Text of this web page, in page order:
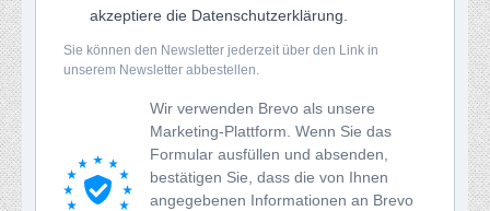
akzeptiere die Datenschutzerklärung.
Sie können den Newsletter jederzeit über den Link in
unserem Newsletter abbestellen.
Wir verwenden Brevo als unsere
Marketing-Plattform. Wenn Sie das
Formular ausfüllen und absenden,
bestätigen Sie, dass die von Ihnen
angegebenen Informationen an Brevo